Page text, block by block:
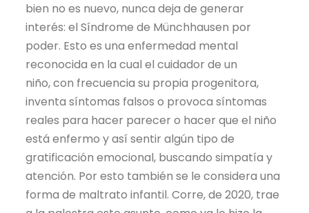
bien no es nuevo, nunca deja de generar
interés: el Síndrome de Münchhausen por
poder. Esto es una enfermedad mental
reconocida en la cual el cuidador de un
niño, con frecuencia su propia progenitora,
inventa síntomas falsos o provoca síntomas
reales para hacer parecer o hacer que el niño
está enfermo y así sentir algún tipo de
gratificación emocional, buscando simpatía y
atención. Por esto también se le considera una
forma de maltrato infantil. Corre, de 2020, trae